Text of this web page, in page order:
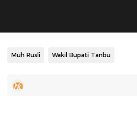
Muh Rusli Wakil Bupati Tanbu